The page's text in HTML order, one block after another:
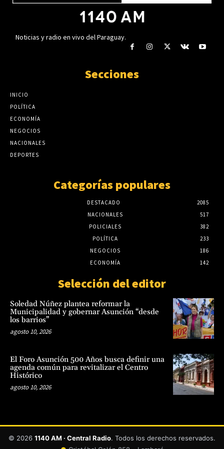
Noticias y radio en vivo del Paraguay.
Secciones
INICIO
POLÍTICA
ECONOMÍA
NEGOCIOS
NACIONALES
DEPORTES
Categorías populares
DESTACADO
2085
NACIONALES
517
POLICIALES
382
POLÍTICA
233
NEGOCIOS
186
ECONOMÍA
142
Selección del editor
Soledad Núñez plantea reformar la
Municipalidad y gobernar Asunción “desde
los barrios”
agosto 10, 2026
El Foro Asunción 500 Años busca definir una
agenda común para revitalizar el Centro
Histórico
agosto 10, 2026
© 2026 1140 AM · Central Radio. Todos los derechos reservados.